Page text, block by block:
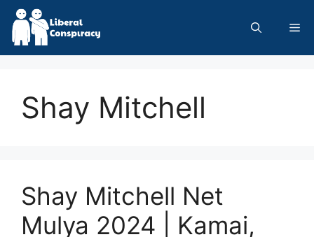
Skip
content
Shay Mitchell
Shay Mitchell Net
Mulya 2024 | Kamai,